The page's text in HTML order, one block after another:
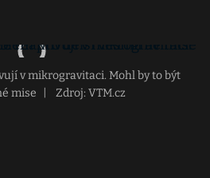
v mikrogravitaci. Mohl by to být
mise
Zdroj: VTM.cz